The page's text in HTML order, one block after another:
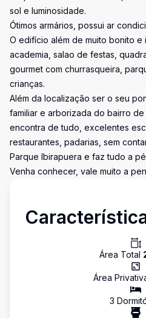
sol e luminosidade.
Ótimos armários, possui ar
O edifício além de muito bonito e
academia, salao de festas,
gourmet com churrasqueira,
crianças.
Além da localização ser o seu
familiar e arborizada do bairro
encontra de tudo, excelentes
restaurantes, padarias, sem
Parque Ibirapuera e faz tudo a
Venha conhecer, vale muito a
Área Total
Área
3